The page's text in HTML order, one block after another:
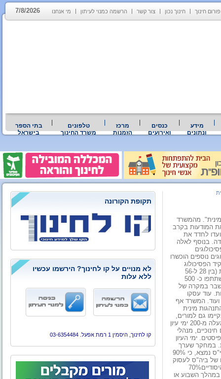
פורום חינוך חינוך נכון צור קשר הרשמה כמנוי לעיתון מי אנחנו 7/8/2026
מידע
ונתונים
כנסים
ואירועים
מרכז
הזמנות
טלפונים
משרד החינוך
בתי הספר
בישראל
מהמשרד
המודעות בקרב
לחדד את
בנוסף לאלה
עבירה פלילית לכל דבר. עוד נמסר, כי כ- 120 פסיכולוגים
בתלמידים שנפגעו מינית. כ- 70 פסיכולוגים נוספים הוכשרו
הפסיכולוג
החינוכי בתוך ביה"ס במקרה של תקיפה. בנוסף, התקיימו 25 הכשרות (בין 28 ל-56
שעות כל הכשרה) ליועצים חינוכיים מכל המגזרים. בהכשרות אלה השתתפו כ- 500
במקרה של
עוד עסקו
ועוד. המשרד אף
מינית
גם למורים,
בשיתוף עם איגוד הסיוע לנפגעות תקיפה מינית. המשרד אף קיים למעלה מ-200 ימי עיון
מנהלי
ימי העיון
במחקר שערך
משרד החינוך בסוף שנת הלימודים תשס"ז במדגם מייצג של 500 בתי"ס נמצא, כי 90%
של ביה"ס לעסוק
בנושא מניעת אלימות מינית. עוד נמצא במחקר, כי 68% מבתיה"ס היסודיים70%
במהלך השבוע או
תקופת הקורונה
לא מנויים על קו לחינוך? הירשמו עכשיו
ללא עלות
קו לחינוך, היסמין 1 רמת אפעל. 03-6354484